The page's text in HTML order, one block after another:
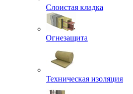
Слоистая кладка
Огнезащита
Техническая изоляция